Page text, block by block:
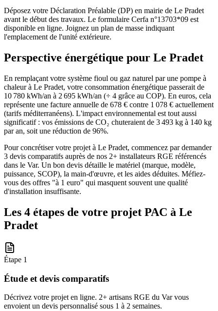
Déposez votre Déclaration Préalable (DP) en mairie de Le Pradet
avant le début des travaux. Le formulaire Cerfa n°13703*09 est
disponible en ligne. Joignez un plan de masse indiquant
l'emplacement de l'unité extérieure.
Perspective énergétique pour Le Pradet
En remplaçant votre système fioul ou gaz naturel par une pompe à
chaleur à Le Pradet, votre consommation énergétique passerait de
10 780 kWh/an à 2 695 kWh/an (÷ 4 grâce au COP). En euros, cela
représente une facture annuelle de 678 € contre 1 078 € actuellement
(tarifs méditerranéens). L'impact environnemental est tout aussi
significatif : vos émissions de CO₂ chuteraient de 3 493 kg à 140 kg
par an, soit une réduction de 96%.
Pour concrétiser votre projet à Le Pradet, commencez par demander
3 devis comparatifs auprès de nos 2+ installateurs RGE référencés
dans le Var. Un bon devis détaille le matériel (marque, modèle,
puissance, SCOP), la main-d'œuvre, et les aides déduites. Méfiez-
vous des offres "à 1 euro" qui masquent souvent une qualité
d'installation insuffisante.
Les 4 étapes de votre projet PAC à Le
Pradet
Étape 1
Étude et devis comparatifs
Décrivez votre projet en ligne. 2+ artisans RGE du Var vous
envoient un devis personnalisé sous 1 à 2 semaines.